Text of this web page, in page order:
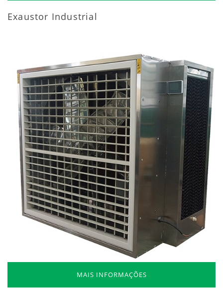
Exaustor Industrial
MAIS INFORMAÇÕES